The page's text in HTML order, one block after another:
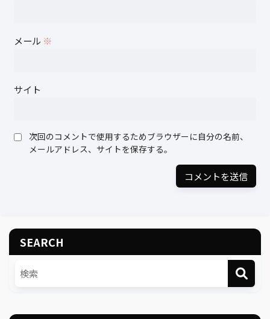
メール ※
サイト
次回のコメントで使用するためブラウザーに自分の名前、
メールアドレス、サイトを保存する。
SEARCH